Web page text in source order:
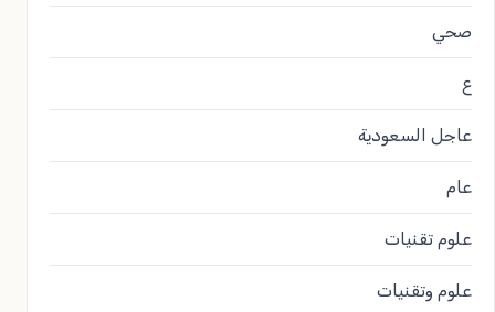
صحي
ع
عاجل السعودية
عام
علوم تقنيات
علوم وتقنيات